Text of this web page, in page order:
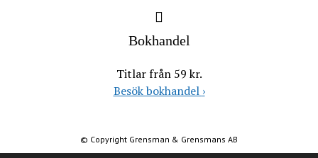
Bokhandel
Titlar från 59 kr.
Besök bokhandel ›
© Copyright Grensman & Grensmans AB